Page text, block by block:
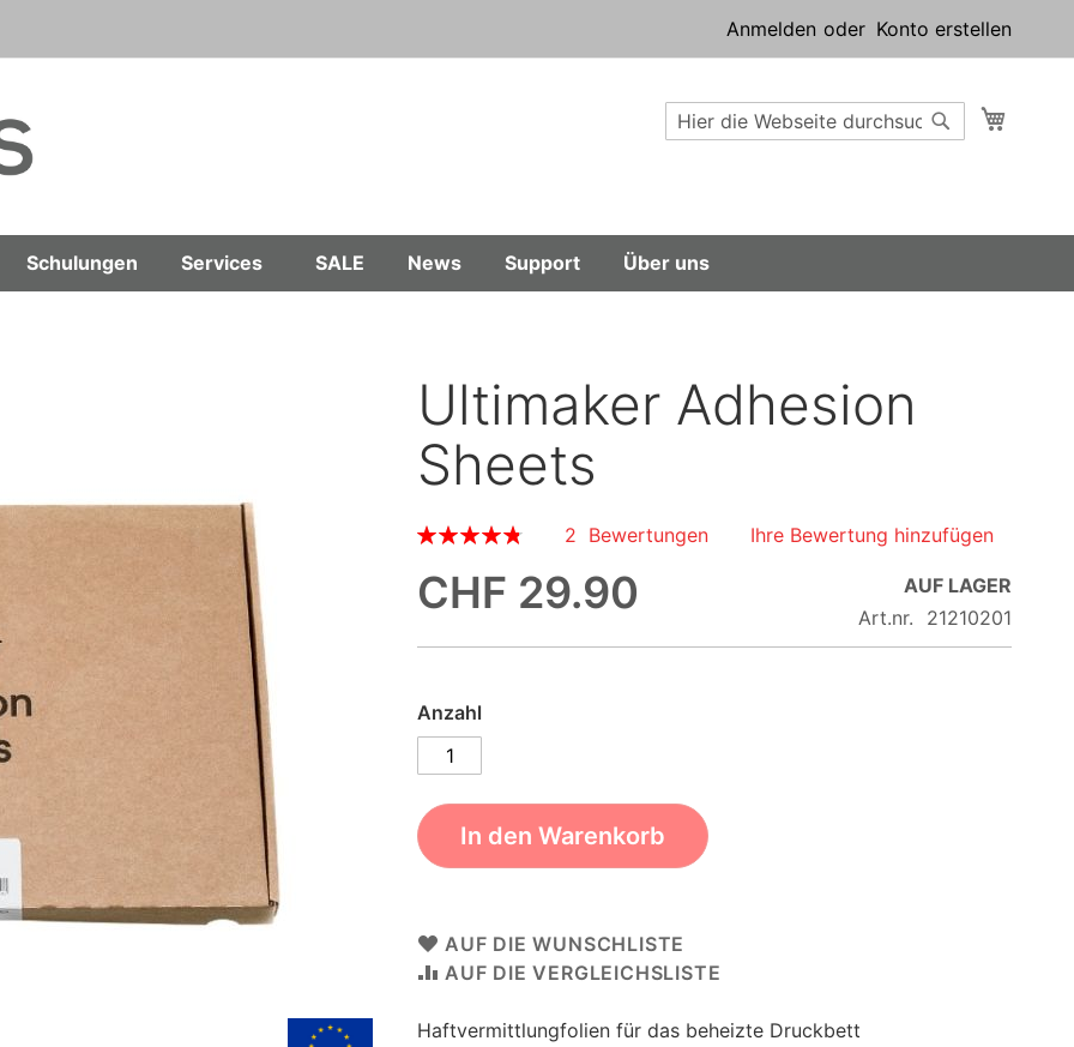
Anmelden Konto erstellen
Suche
Suche
Schulungen Services SALE News Support Über uns
Ultimaker Adhesion
Sheets
Bewertung:
2 Bewertungen Ihre Bewertung hinzufügen
CHF 29.90
AUF LAGER
Art.nr.
21210201
Anzahl
In den Warenkorb
AUF DIE WUNSCHLISTE
AUF DIE VERGLEICHSLISTE
Haftvermittlungfolien für das beheizte Druckbett